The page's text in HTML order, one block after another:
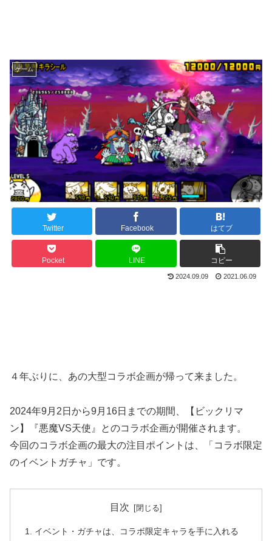
ゲーム
Twitter Facebook はてブ
Pocket LINE コピー
2024.09.09 2021.06.09
４年ぶりに、あの大型コラボ企画が帰って来ました。
2024年9月2日から9月16日までの期間、【ビックリマ
ン】『悪魔VS天使』とのコラボ企画が開催されます。
今回のコラボ企画の最大の注目ポイントは、「コラボ限定
のイベントガチャ」です。
目次
イベント・ガチャは、コラボ限定キャラを手に入れる